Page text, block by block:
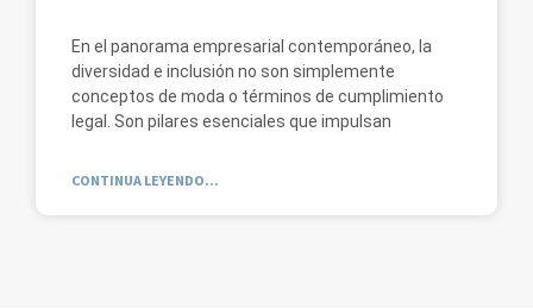
En el panorama empresarial contemporáneo, la
diversidad e inclusión no son simplemente
conceptos de moda o términos de cumplimiento
legal. Son pilares esenciales que impulsan
CONTINUA LEYENDO...